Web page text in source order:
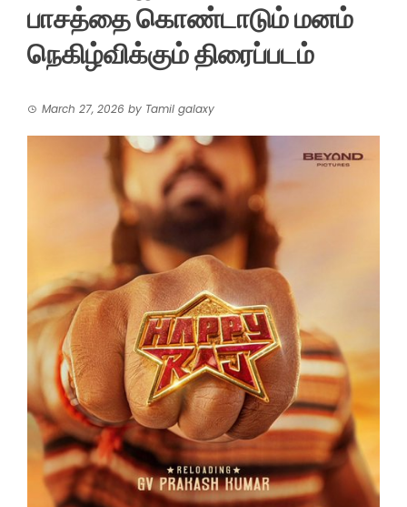
பாசத்தை கொண்டாடும் மனம்
நெகிழ்விக்கும் திரைப்படம்
March 27, 2026 by Tamil galaxy